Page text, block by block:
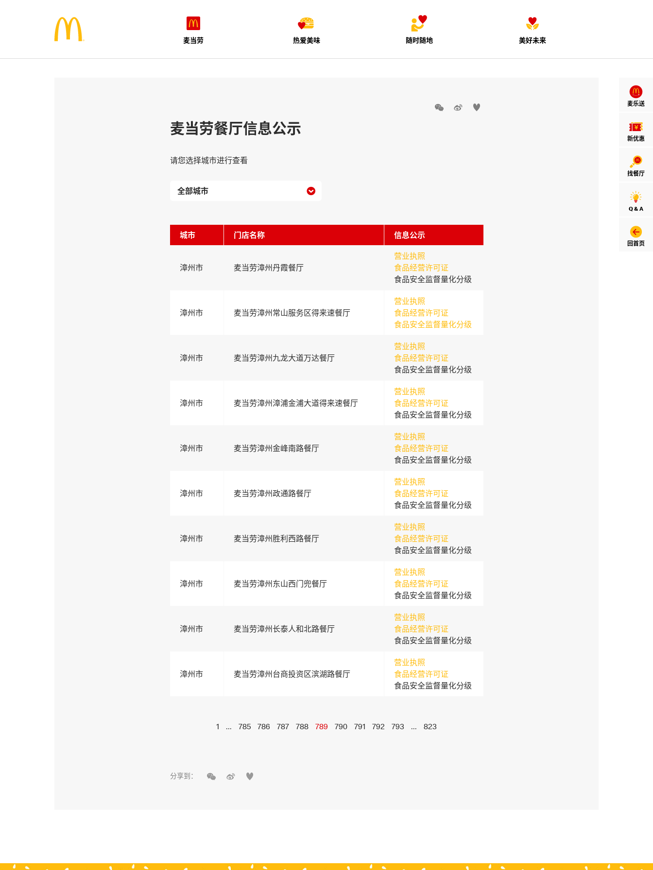
麦当劳 热爱美味 随时随地 美好未来
麦乐送
新优惠
找餐厅
Q & A
回首页
  
麦当劳餐厅信息公示
请您选择城市进行查看

城市 门店名称 信息公示
漳州市 麦当劳漳州丹霞餐厅
营业执照
食品经营许可证
食品安全监督量化分级
漳州市 麦当劳漳州常山服务区得来速餐厅
营业执照
食品经营许可证
食品安全监督量化分级
漳州市 麦当劳漳州九龙大道万达餐厅
营业执照
食品经营许可证
食品安全监督量化分级
漳州市 麦当劳漳州漳浦金浦大道得来速餐厅
营业执照
食品经营许可证
食品安全监督量化分级
漳州市 麦当劳漳州金峰南路餐厅
营业执照
食品经营许可证
食品安全监督量化分级
漳州市 麦当劳漳州政通路餐厅
营业执照
食品经营许可证
食品安全监督量化分级
漳州市 麦当劳漳州胜利西路餐厅
营业执照
食品经营许可证
食品安全监督量化分级
漳州市 麦当劳漳州东山西门兜餐厅
营业执照
食品经营许可证
食品安全监督量化分级
漳州市 麦当劳漳州长泰人和北路餐厅
营业执照
食品经营许可证
食品安全监督量化分级
漳州市 麦当劳漳州台商投资区滨湖路餐厅
营业执照
食品经营许可证
食品安全监督量化分级
1 ... 785 786 787 788 789 790 791 792 793 ... 823
分享到：   